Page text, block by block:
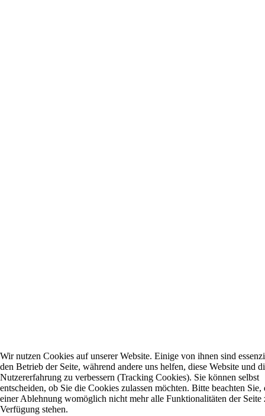
Wir nutzen Cookies auf unserer Website. Einige von ihnen sind
den Betrieb der Seite, während andere uns helfen, diese Website und
Nutzererfahrung zu verbessern (Tracking Cookies). Sie können selbst
entscheiden, ob Sie die Cookies zulassen möchten. Bitte beachten Sie,
einer Ablehnung womöglich nicht mehr alle Funktionalitäten der Seite
Verfügung stehen.